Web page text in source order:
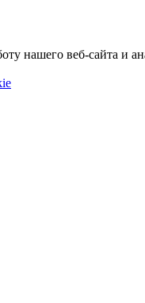
нашего веб-сайта и